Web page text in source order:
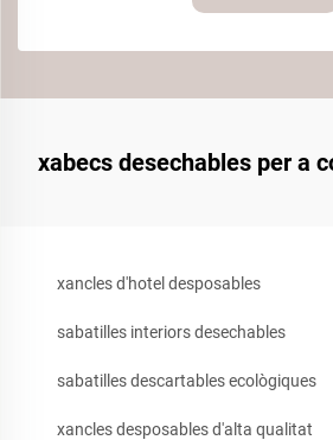
xabecs desechables per a
xancles d'hotel desposables
sabatilles interiors desechables
sabatilles descartables ecològiques
xancles desposables d'alta qualitat